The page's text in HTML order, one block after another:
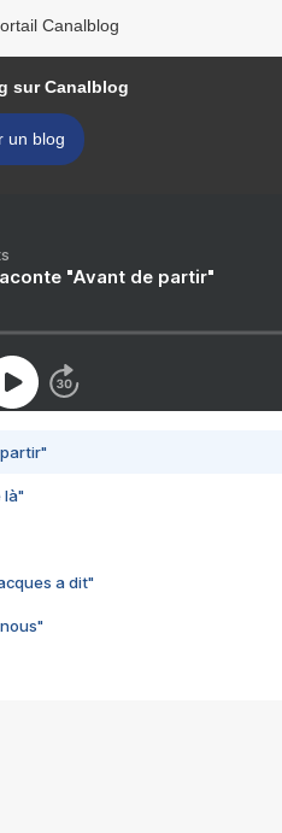
Canalblog
sur Canalblog
un blog
"Avant de partir"
là"
a dit"